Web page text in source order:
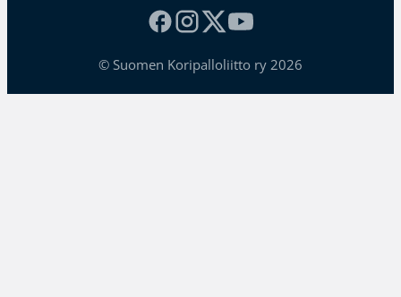
© Suomen Koripalloliitto ry 2026